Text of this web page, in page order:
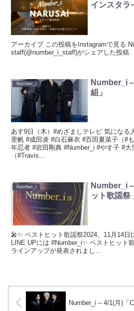
インスタラ
アーカイブ この投稿をInstagramで見る
staff(@number_i_staff)がシェアした投稿
Number_i
Number_i
組」
あす9日（木）#めざましテレビ 気になる
里帆 #成田凌 #白石麻衣 #百田夏菜子（#
年忍者 #岩田剛典 #Number_i #やす子 #大
（#Travis...
Number_i
Number_i
ット歌謡祭
🎤✨ ベストヒット歌謡祭2024、11月14日
LINE UPには #Number_i✨ ベストヒット
ラインアップが発表されまし...
Number_i – 4/1(月)「